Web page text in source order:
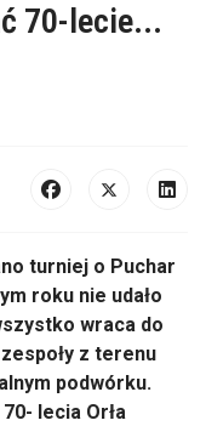
70-lecie...
turniej o Puchar
roku nie udało
wraca do
z terenu
podwórku.
lecia Orła